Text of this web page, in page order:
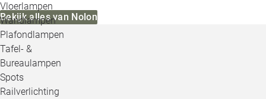
Vloerlampen
Wandlampen
Plafondlampen
Tafel- &
Bureaulampen
Spots
Railverlichting
Bekijk alles van Nolon